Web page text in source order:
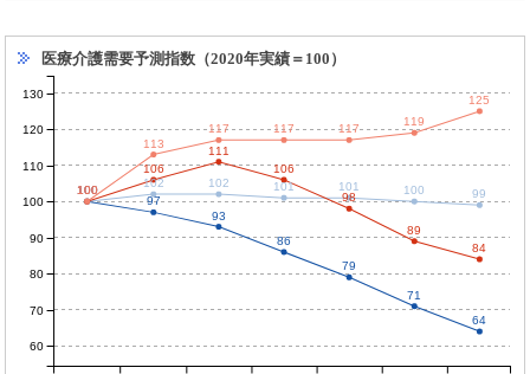
医療介護需要予測指数（2020年実績＝100）
100
97
93
86
79
71
64
100
102 102 101 101 100 99
100
106
111
106
98
89
84
100
113
117 117 117
119
125
60
70
80
90
100
110
120
130